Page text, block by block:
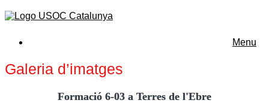
Menu
Galeria d’imatges
Formació 6-03 a Terres de l'Ebre